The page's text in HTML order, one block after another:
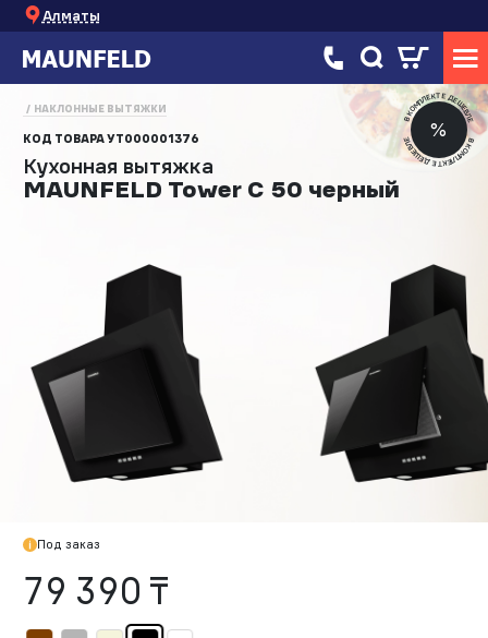
Алматы
%
В КОМПЛЕКТЕ ДЕШЕВЛЕ
В КОМПЛЕКТЕ ДЕШЕВЛЕ
НАКЛОННЫЕ ВЫТЯЖКИ
КОД ТОВАРАУТ000001376
Кухонная вытяжка
MAUNFELD Tower C 50 черный
Под заказ
79 390 ₸